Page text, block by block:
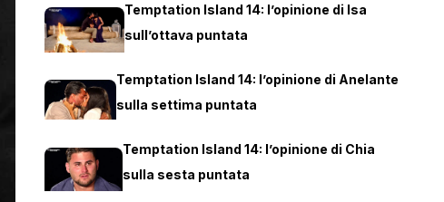
Temptation Island 14: l’opinione di Isa
sull’ottava puntata
Temptation Island 14: l’opinione di Anelante
sulla settima puntata
Temptation Island 14: l’opinione di Chia
sulla sesta puntata